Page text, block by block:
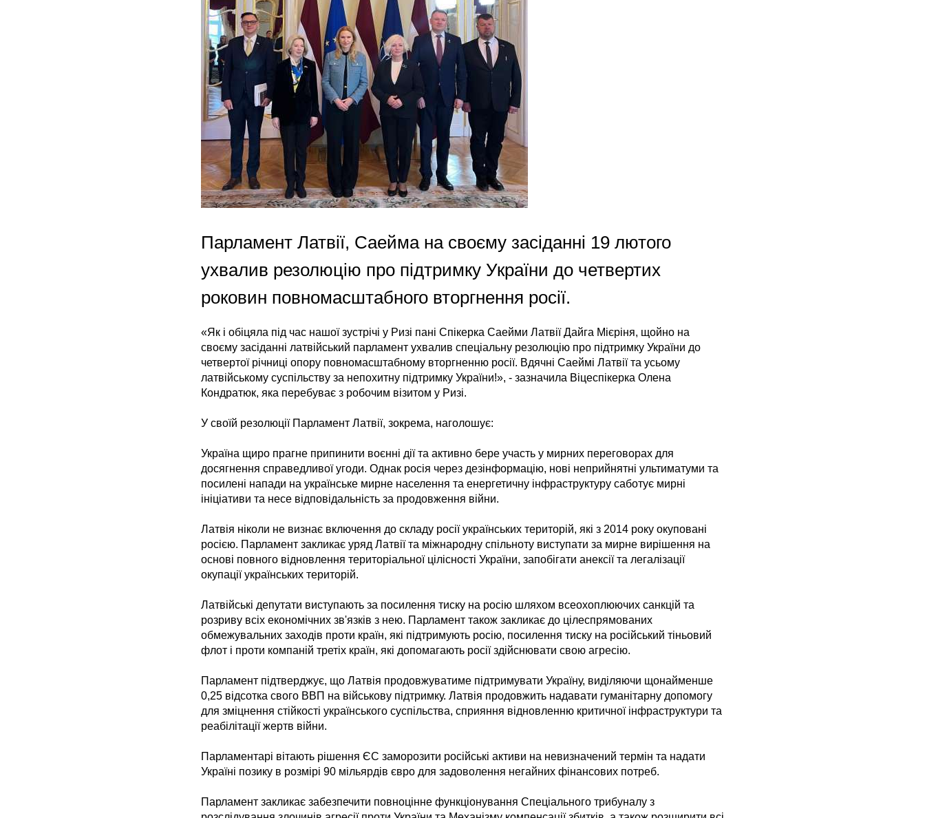
Парламент Латвії, Саейма на своєму засіданні 19 лютого
ухвалив резолюцію про підтримку України до четвертих
роковин повномасштабного вторгнення росії.
«Як і обіцяла під час нашої зустрічі у Ризі пані Спікерка Саейми Латвії Дайга Мієріня, щойно на
своєму засіданні латвійський парламент ухвалив спеціальну резолюцію про підтримку України до
четвертої річниці опору повномасштабному вторгненню росії. Вдячні Саеймі Латвії та усьому
латвійському суспільству за непохитну підтримку України!», - зазначила Віцеспікерка Олена
Кондратюк, яка перебуває з робочим візитом у Ризі.
У своїй резолюції Парламент Латвії, зокрема, наголошує:
Україна щиро прагне припинити воєнні дії та активно бере участь у мирних переговорах для
досягнення справедливої угоди. Однак росія через дезінформацію, нові неприйнятні ультиматуми та
посилені напади на українське мирне населення та енергетичну інфраструктуру саботує мирні
ініціативи та несе відповідальність за продовження війни.
Латвія ніколи не визнає включення до складу росії українських територій, які з 2014 року окуповані
росією. Парламент закликає уряд Латвії та міжнародну спільноту виступати за мирне вирішення на
основі повного відновлення територіальної цілісності України, запобігати анексії та легалізації
окупації українських територій.
Латвійські депутати виступають за посилення тиску на росію шляхом всеохоплюючих санкцій та
розриву всіх економічних зв'язків з нею. Парламент також закликає до цілеспрямованих
обмежувальних заходів проти країн, які підтримують росію, посилення тиску на російський тіньовий
флот і проти компаній третіх країн, які допомагають росії здійснювати свою агресію.
Парламент підтверджує, що Латвія продовжуватиме підтримувати Україну, виділяючи щонайменше
0,25 відсотка свого ВВП на військову підтримку. Латвія продовжить надавати гуманітарну допомогу
для зміцнення стійкості українського суспільства, сприяння відновленню критичної інфраструктури та
реабілітації жертв війни.
Парламентарі вітають рішення ЄС заморозити російські активи на невизначений термін та надати
Україні позику в розмірі 90 мільярдів євро для задоволення негайних фінансових потреб.
Парламент закликає забезпечити повноцінне функціонування Спеціального трибуналу з